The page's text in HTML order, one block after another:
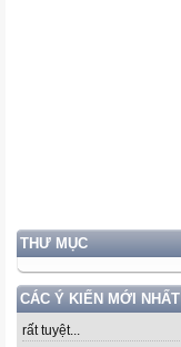
THƯ MỤC
CÁC Ý KIẾN MỚI NHẤT
rất tuyệt...